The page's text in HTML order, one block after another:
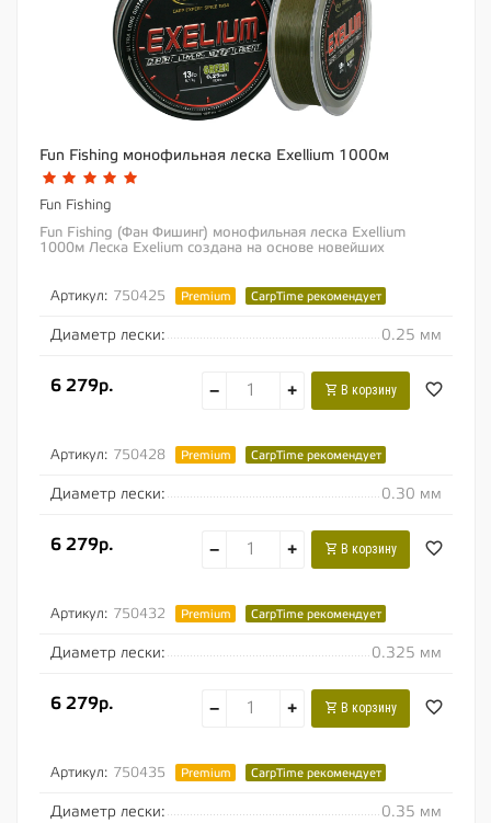
Fun Fishing монофильная леска Exellium 1000м
Fun Fishing
Fun Fishing (Фан Фишинг) монофильная леска Exellium
1000м Леска Exelium создана на основе новейших
Артикул: 750425 Premium CarpTime рекомендует
Диаметр лески: 0.25 мм
6 279р. − + В корзину
Артикул: 750428 Premium CarpTime рекомендует
Диаметр лески: 0.30 мм
6 279р. − + В корзину
Артикул: 750432 Premium CarpTime рекомендует
Диаметр лески: 0.325 мм
6 279р. − + В корзину
Артикул: 750435 Premium CarpTime рекомендует
Диаметр лески: 0.35 мм